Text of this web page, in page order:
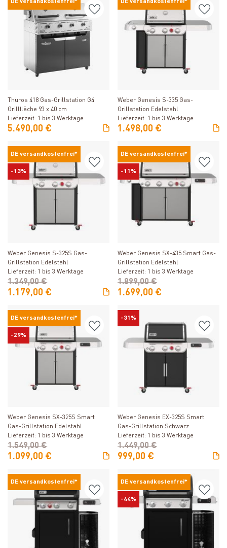
DE versandkostenfrei*
Thüros 418 Gas-Grillstation G4
Grillfläche 93 x 40 cm
Lieferzeit: 1 bis 3 Werktage
5.490,00 €
DE versandkostenfrei*
Weber Genesis S-335 Gas-
Grillstation Edelstahl
Lieferzeit: 1 bis 3 Werktage
1.498,00 €
DE versandkostenfrei*
-13%
Weber Genesis S-325S Gas-
Grillstation Edelstahl
Lieferzeit: 1 bis 3 Werktage
1.179,00 €
1.349,00 €
DE versandkostenfrei*
-11%
Weber Genesis SX-435 Smart Gas-
Grillstation Edelstahl
Lieferzeit: 1 bis 3 Werktage
1.699,00 €
1.899,00 €
DE versandkostenfrei*
-29%
Weber Genesis SX-325S Smart
Gas-Grillstation Edelstahl
Lieferzeit: 1 bis 3 Werktage
1.099,00 €
1.549,00 €
-31%
Weber Genesis EX-325S Smart
Gas-Grillstation Schwarz
Lieferzeit: 1 bis 3 Werktage
999,00 €
1.449,00 €
DE versandkostenfrei* DE versandkostenfrei*
-44%